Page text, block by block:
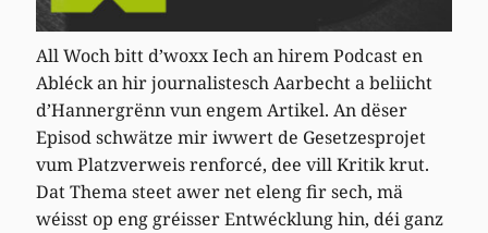
All Woch bitt d’woxx Iech an hirem Podcast en
Abléck an hir journalistesch Aarbecht a beliicht
d’Hannergrënn vun engem Artikel. An dëser
Episod schwätze mir iwwert de Gesetzesprojet
vum Platzverweis renforcé, dee vill Kritik krut.
Dat Thema steet awer net eleng fir sech, mä
wéisst op eng gréisser Entwécklung hin, déi ganz